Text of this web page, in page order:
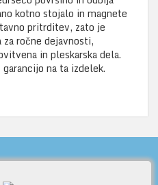
kotno stojalo in magnete
pritrditev, zato je
ročne dejavnosti,
in pleskarska dela.
na ta izdelek.